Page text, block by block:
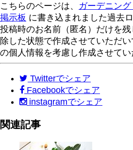
こちらのページは、 ガーデニン
掲示板 に書き込まれました過去
投稿時のお名前（匿名）だけを
除した状態で作成させていただ
の個人情報を考慮し作成させてい
Twitterでシェア
Facebookでシェア
instagramでシェア
関連記事